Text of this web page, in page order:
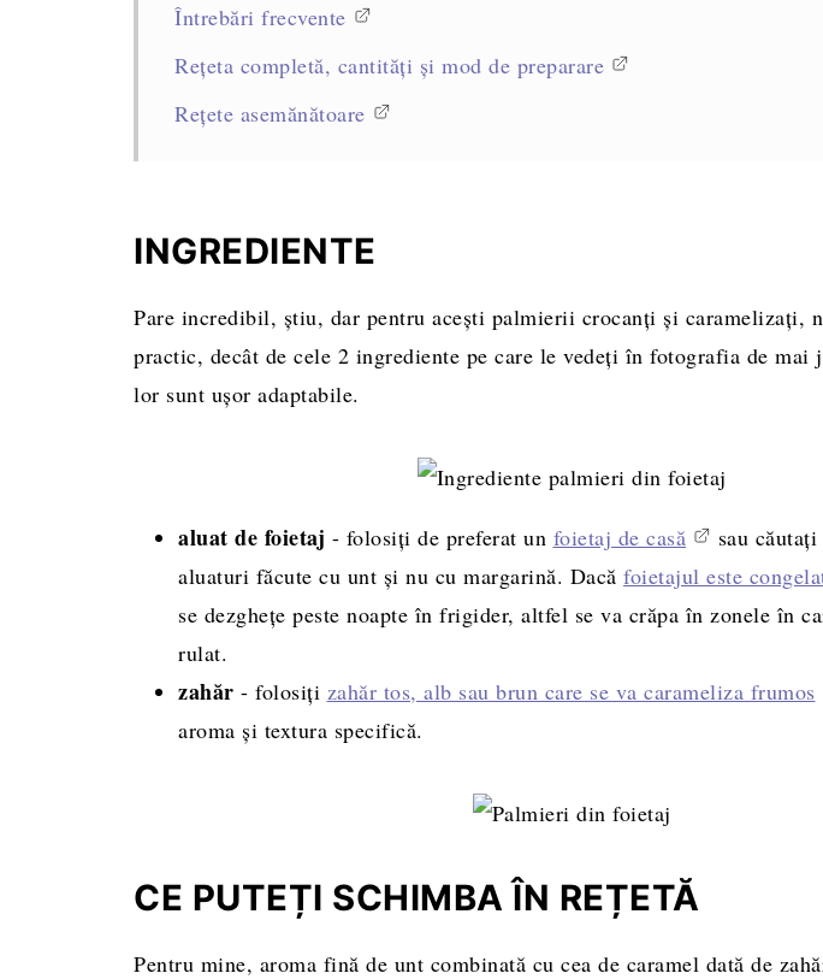
Întrebări frecvente
Rețeta completă, cantități și mod de preparare
Rețete asemănătoare
INGREDIENTE
Pare incredibil, știu, dar pentru acești palmierii crocanți și caramelizați,
practic, decât de cele 2 ingrediente pe care le vedeți în fotografia de
lor sunt ușor adaptabile.
aluat de foietaj - folosiți de preferat un foietaj de casă
sau
aluaturi făcute cu unt și nu cu margarină. Dacă foietajul este
se dezghețe peste noapte în frigider, altfel se va crăpa în zonele în
rulat.
zahăr - folosiți zahăr tos, alb sau brun care se va carameliza frumos
aroma și textura specifică.
CE PUTEȚI SCHIMBA ÎN REȚETĂ
Pentru mine, aroma fină de unt combinată cu cea de caramel dată de